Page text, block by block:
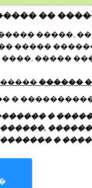
��
�����,
�����
�����
������
�
�
�